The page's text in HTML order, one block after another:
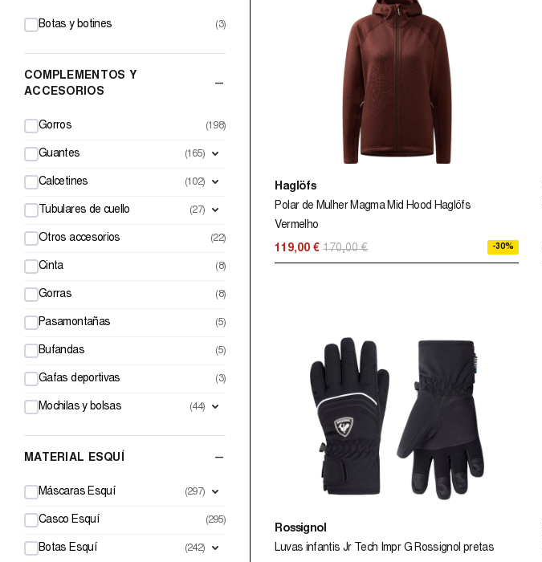
Botas y botines (3)
COMPLEMENTOS Y
ACCESORIOS
–
Gorros (198)
Guantes (165)
Calcetines (102)
Tubulares de cuello (27)
Otros accesorios (22)
Cinta (8)
Gorras (8)
Pasamontañas (5)
Bufandas (5)
Gafas deportivas (3)
Mochilas y bolsas (44)
MATERIAL ESQUÍ –
Máscaras Esquí (297)
Casco Esquí (295)
Botas Esquí (242)
Haglöfs
Polar de Mulher Magma Mid Hood Haglöfs
Vermelho
119,00 € 170,00 € -30%
Rossignol
Luvas infantis Jr Tech Impr G Rossignol pretas